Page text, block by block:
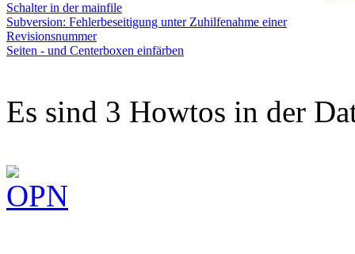
Schalter in der mainfile
Subversion: Fehlerbeseitigung unter Zuhilfenahme einer
Revisionsnummer
Seiten - und Centerboxen einfärben
Es sind 3 Howtos in der